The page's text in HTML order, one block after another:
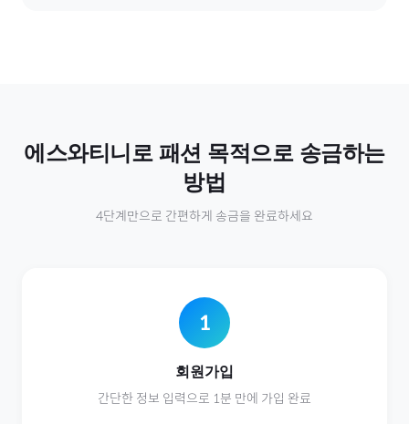
에스와티니 로 패션 목적으로 송금하는
방법
4단계만으로 간편하게 송금을 완료하세요
1
회원가입
간단한 정보 입력으로 1분 만에 가입 완료